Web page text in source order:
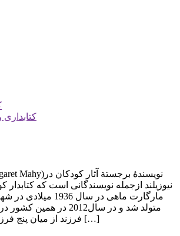
کتابداری
نیوزیلند ازجمله نويسندگانی است كه
مارگارت ماهی در سال
متولد شد و در سال2012
فرزند از میان پنج فرزند خانواده بود. پدرش […]